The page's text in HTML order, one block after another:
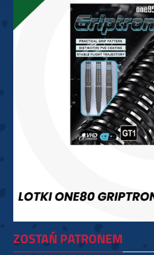
ZOSTAŃ PATRONEM